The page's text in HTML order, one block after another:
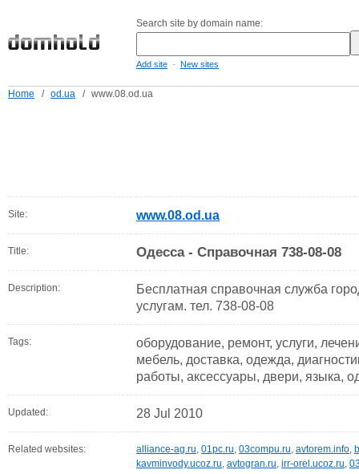
Search site by domain name:
Add site - New sites
Home / od.ua / www.08.od.ua
Site: www.08.od.ua
Title: Одесса - Справочная 738-08-08
Description:
Бесплатная справочная служба
услугам. тел. 738-08-08
Tags:
оборудование, ремонт, услуги,
мебель, доставка, одежда,
работы, аксессуары, двери, языка,
Updated: 28 Jul 2010
Related websites: alliance-ag.ru, 01pc.ru, 03compu.ru, avtorem.info,
kavminvody.ucoz.ru, avtogran.ru, irr-orel.ucoz.ru,